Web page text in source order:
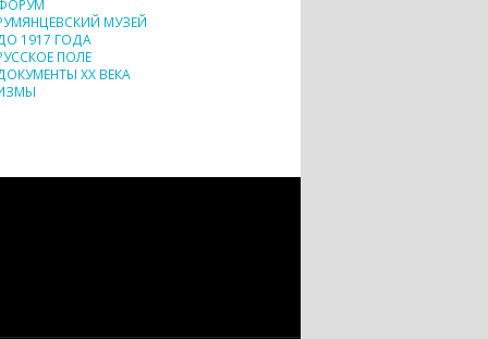
МУЗЕЙ
1917 ГОДА
ПОЛЕ
XX ВЕКА